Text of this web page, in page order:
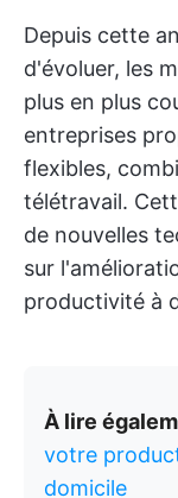
Depuis cette
d'évoluer, les
plus en plus
entreprises
flexibles,
télétravail.
de nouvelles
sur
productivité à
À lire
votre
domicile